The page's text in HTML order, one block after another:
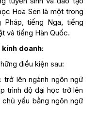
Hoa Sen là một trong
tiếng Nga, tiếng
và tiếng Hàn Quốc.
doanh:
điều kiện sau:
trở lên ngành ngôn ngữ
trình độ đại học trở lên
yếu bằng ngôn ngữ